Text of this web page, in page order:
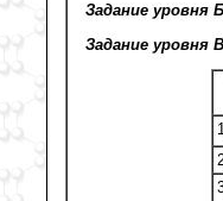
Задание уровня
Задание уровня